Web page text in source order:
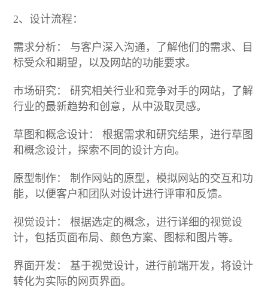
2、设计流程：
需求分析： 与客户深入沟通，了解他们的需求、目
标受众和期望，以及网站的功能要求。
市场研究： 研究相关行业和竞争对手的网站，了解
行业的最新趋势和创意，从中汲取灵感。
草图和概念设计： 根据需求和研究结果，进行草图
和概念设计，探索不同的设计方向。
原型制作： 制作网站的原型，模拟网站的交互和功
能，以便客户和团队对设计进行评审和反馈。
视觉设计： 根据选定的概念，进行详细的视觉设
计，包括页面布局、颜色方案、图标和图片等。
界面开发： 基于视觉设计，进行前端开发，将设计
转化为实际的网页界面。